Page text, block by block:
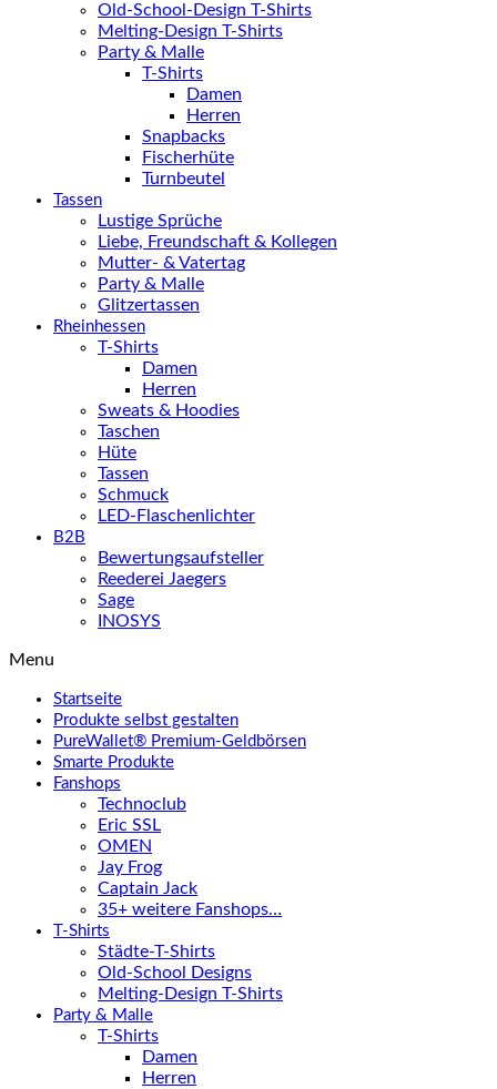
Old-School-Design T-Shirts
Melting-Design T-Shirts
Party & Malle
T-Shirts
Damen
Herren
Snapbacks
Fischerhüte
Turnbeutel
Tassen
Lustige Sprüche
Liebe, Freundschaft & Kollegen
Mutter- & Vatertag
Party & Malle
Glitzertassen
Rheinhessen
T-Shirts
Damen
Herren
Sweats & Hoodies
Taschen
Hüte
Tassen
Schmuck
LED-Flaschenlichter
B2B
Bewertungsaufsteller
Reederei Jaegers
Sage
INOSYS
Menu
Startseite
Produkte selbst gestalten
PureWallet® Premium-Geldbörsen
Smarte Produkte
Fanshops
Technoclub
Eric SSL
OMEN
Jay Frog
Captain Jack
35+ weitere Fanshops…
T-Shirts
Städte-T-Shirts
Old-School Designs
Melting-Design T-Shirts
Party & Malle
T-Shirts
Damen
Herren